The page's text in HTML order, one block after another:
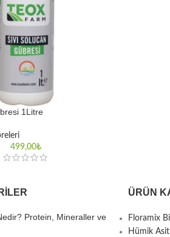
1Litre
499,00₺
Protein, Mineraller ve
ÜRÜN
Floramix
Hümik